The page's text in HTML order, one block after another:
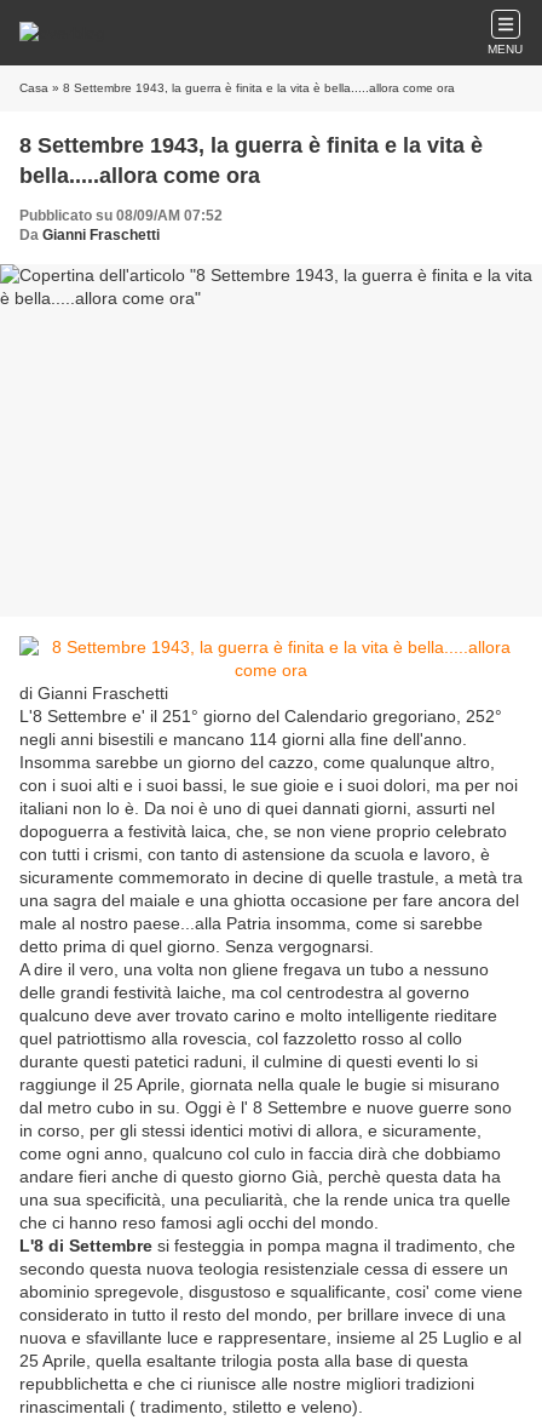
MENU
Casa » 8 Settembre 1943, la guerra è finita e la vita è bella.....allora come ora
8 Settembre 1943, la guerra è finita e la vita è
bella.....allora come ora
Pubblicato su 08/09/AM 07:52
Da Gianni Fraschetti
di Gianni Fraschetti
L'8 Settembre e' il 251° giorno del Calendario gregoriano, 252°
negli anni bisestili e mancano 114 giorni alla fine dell'anno.
Insomma sarebbe un giorno del cazzo, come qualunque altro,
con i suoi alti e i suoi bassi, le sue gioie e i suoi dolori, ma per noi
italiani non lo è. Da noi è uno di quei dannati giorni, assurti nel
dopoguerra a festività laica, che, se non viene proprio celebrato
con tutti i crismi, con tanto di astensione da scuola e lavoro, è
sicuramente commemorato in decine di quelle trastule, a metà tra
una sagra del maiale e una ghiotta occasione per fare ancora del
male al nostro paese...alla Patria insomma, come si sarebbe
detto prima di quel giorno. Senza vergognarsi.
A dire il vero, una volta non gliene fregava un tubo a nessuno
delle grandi festività laiche, ma col centrodestra al governo
qualcuno deve aver trovato carino e molto intelligente rieditare
quel patriottismo alla rovescia, col fazzoletto rosso al collo
durante questi patetici raduni, il culmine di questi eventi lo si
raggiunge il 25 Aprile, giornata nella quale le bugie si misurano
dal metro cubo in su. Oggi è l' 8 Settembre e nuove guerre sono
in corso, per gli stessi identici motivi di allora, e sicuramente,
come ogni anno, qualcuno col culo in faccia dirà che dobbiamo
andare fieri anche di questo giorno Già, perchè questa data ha
una sua specificità, una peculiarità, che la rende unica tra quelle
che ci hanno reso famosi agli occhi del mondo.
L'8 di Settembre si festeggia in pompa magna il tradimento, che
secondo questa nuova teologia resistenziale cessa di essere un
abominio spregevole, disgustoso e squalificante, cosi' come viene
considerato in tutto il resto del mondo, per brillare invece di una
nuova e sfavillante luce e rappresentare, insieme al 25 Luglio e al
25 Aprile, quella esaltante trilogia posta alla base di questa
repubblichetta e che ci riunisce alle nostre migliori tradizioni
rinascimentali ( tradimento, stiletto e veleno).